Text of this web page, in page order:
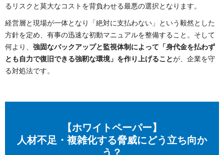
るリスクと莫大なコストを背負わせる最悪の選択となります。
経営層と現場が一体となり「絶対に支払わない」という毅然とした
方針を定め、有事の迅速な初動マニュアルを整備すること。そして
何より、 強固なバックアップと監視体制によって「身代金を払わず
とも自力で復旧できる強靭な環境」を作り上げることが、企業を守
る対処法です。
【ホワイトペーパー】
人材不足・複雑化する脅威にどう立ち向か